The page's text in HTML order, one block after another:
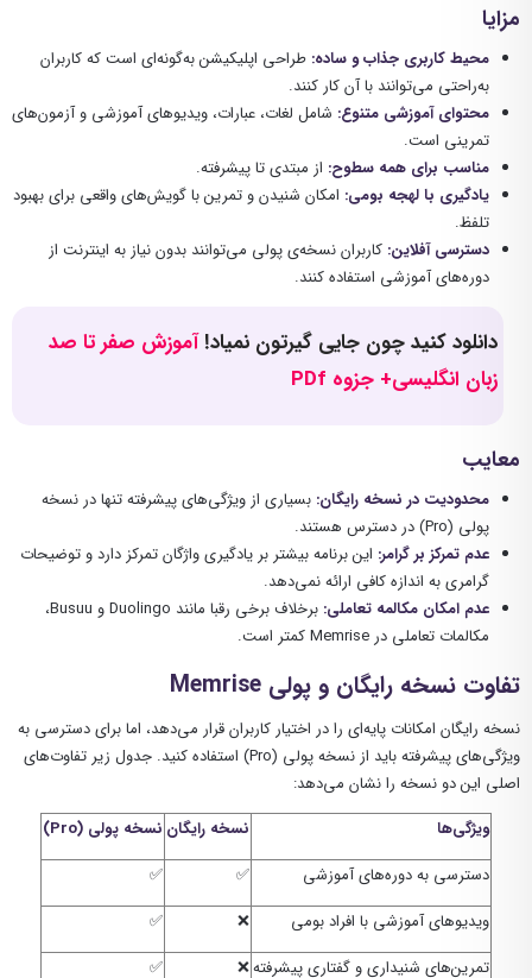
مزایا
محیط کاربری جذاب و ساده: طراحی اپلیکیشن به‌گونه‌ای است که کاربران
به‌راحتی می‌توانند با آن کار کنند.
محتوای آموزشی متنوع: شامل لغات، عبارات، ویدیوهای آموزشی و آزمون‌های
تمرینی است.
مناسب برای همه سطوح: از مبتدی تا پیشرفته.
یادگیری با لهجه بومی: امکان شنیدن و تمرین با گویش‌های واقعی برای بهبود
تلفظ.
دسترسی آفلاین: کاربران نسخه‌ی پولی می‌توانند بدون نیاز به اینترنت از
دوره‌های آموزشی استفاده کنند.
دانلود کنید چون جایی گیرتون نمیاد!آموزش صفر تا صد
زبان انگلیسی+ جزوه PDf
معایب
محدودیت در نسخه رایگان: بسیاری از ویژگی‌های پیشرفته تنها در نسخه
پولی (Pro) در دسترس هستند.
عدم تمرکز بر گرامر: این برنامه بیشتر بر یادگیری واژگان تمرکز دارد و توضیحات
گرامری به اندازه کافی ارائه نمی‌دهد.
عدم امکان مکالمه تعاملی:
برخلاف برخی رقبا مانند Duolingo و Busuu،
مکالمات تعاملی در Memrise کمتر است.
تفاوت نسخه رایگان و پولی
نسخه رایگان امکانات پایه‌ای را در اختیار کاربران قرار می‌دهد، اما برای دسترسی به
ویژگی‌های پیشرفته باید از نسخه پولی (Pro) استفاده کنید. جدول زیر تفاوت‌های
اصلی این دو نسخه را نشان می‌دهد:
ویژگی‌ها
نسخه رایگان نسخه پولی (Pro
)
دسترسی به دوره‌های آموزشی
✅
✅
ویدیوهای آموزشی با افراد بومی
❌
✅
تمرین‌های شنیداری و گفتاری پیشرفته❌
✅